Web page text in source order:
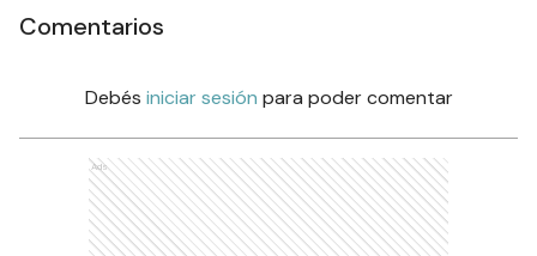
Comentarios
Debés iniciar sesión para poder comentar
Ads